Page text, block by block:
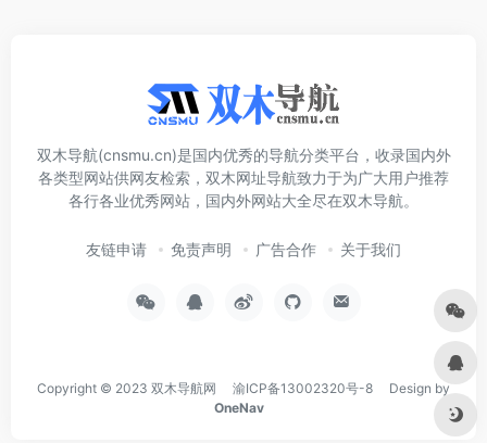
双木导航(cnsmu.cn)是国内优秀的导航分类平台，收录国内外
各类型网站供网友检索，双木网址导航致力于为广大用户推荐
各行各业优秀网站，国内外网站大全尽在双木导航。
友链申请 免责声明 广告合作 关于我们
Copyright © 2023 双木导航网 渝ICP备13002320号-8 Design by
OneNav